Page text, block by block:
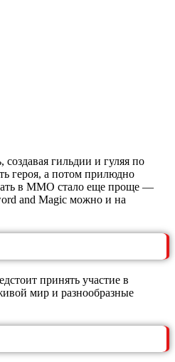
гильдии и гуляя по
героя, а потом прилюдно
в MMO стало еще проще —
and Magic можно и на
принять участие в
мир и разнообразные